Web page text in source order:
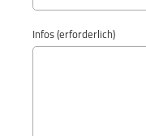
Infos (erforderlich)